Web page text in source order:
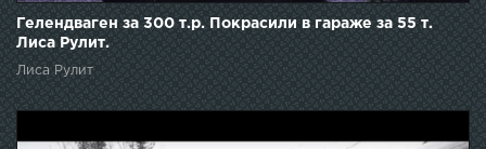
Гелендваген за 300 т.р. Покрасили в гараже за 55 т.
Лиса Рулит.
Лиса Рулит